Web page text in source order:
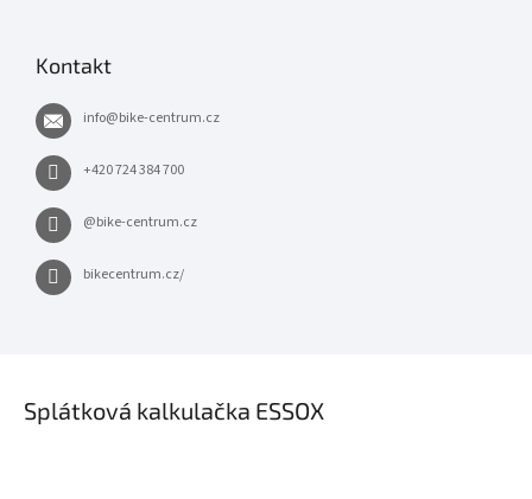
Kontakt
info@bike-centrum.cz
+420 724 384 700
@bike-centrum.cz
bikecentrum.cz/
Splátková kalkulačka ESSOX